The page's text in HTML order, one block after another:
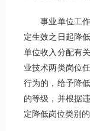
事业单位工作
定生效之日起降
单位收入分配有
业技术两类岗位
行为的，给予降
的等级，并根据
定降低岗位类别的